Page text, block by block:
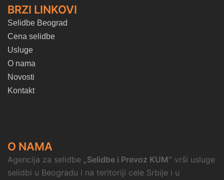
BRZI LINKOVI
Selidbe Beograd
Cena selidbe
Usluge
O nama
Novosti
Kontakt
O NAMA
Agencija za selidbe „Selidbe i Prevoz KUM“ vrši usluge
selidbi u Beogradu i na teritoriji cele Srbije i u